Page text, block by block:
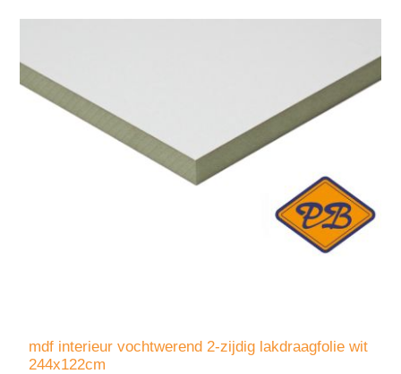
mdf interieur vochtwerend 2-zijdig lakdraagfolie wit
244x122cm